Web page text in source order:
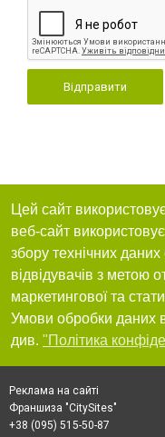
Відправити
Цей сайт
веб-сайт
збору технічних
відвідувачів з метою
маркетингової та
Умови обробки даних
див. "Політика
Реклама на сайті
Франшиза "CitySites"
+38 (095) 515-50-87